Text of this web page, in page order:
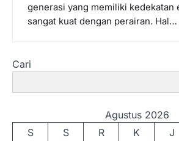
generasi yang memiliki kedekatan
sangat kuat dengan perairan. Hal…
Cari
Agustus 2026
S
S R K J